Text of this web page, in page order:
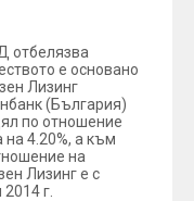
отбелязва
е основано
Лизинг
(България)
по отношение
на 4.20%, а към
на
Лизинг е с
г.